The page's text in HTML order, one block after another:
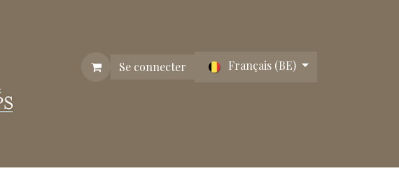
Se connecter Français (BE)